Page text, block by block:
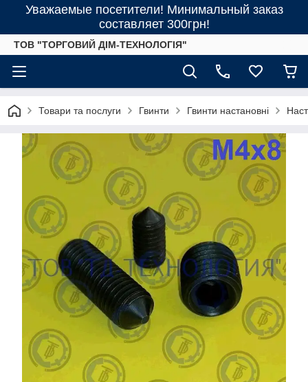
Уважаемые посетители! Минимальный заказ
составляет 300грн!
ТОВ "ТОРГОВИЙ ДІМ-ТЕХНОЛОГІЯ"
Товари та послуги Гвинти Гвинти настановні